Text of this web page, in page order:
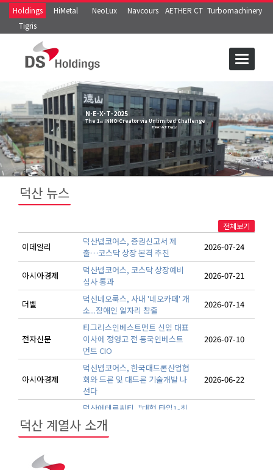
Holdings HiMetal NeoLux Navcours AETHER CT Turbomachinery
Tigris
N·E·X·T·2025
The 1stINNO-Creator via Unlimited Challenge
Think! Act! Enjoy!
덕산 뉴스
전체보기
덕산 계열사 소개